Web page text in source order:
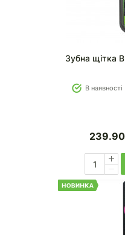
Зубна щітка
В наявності
239.90